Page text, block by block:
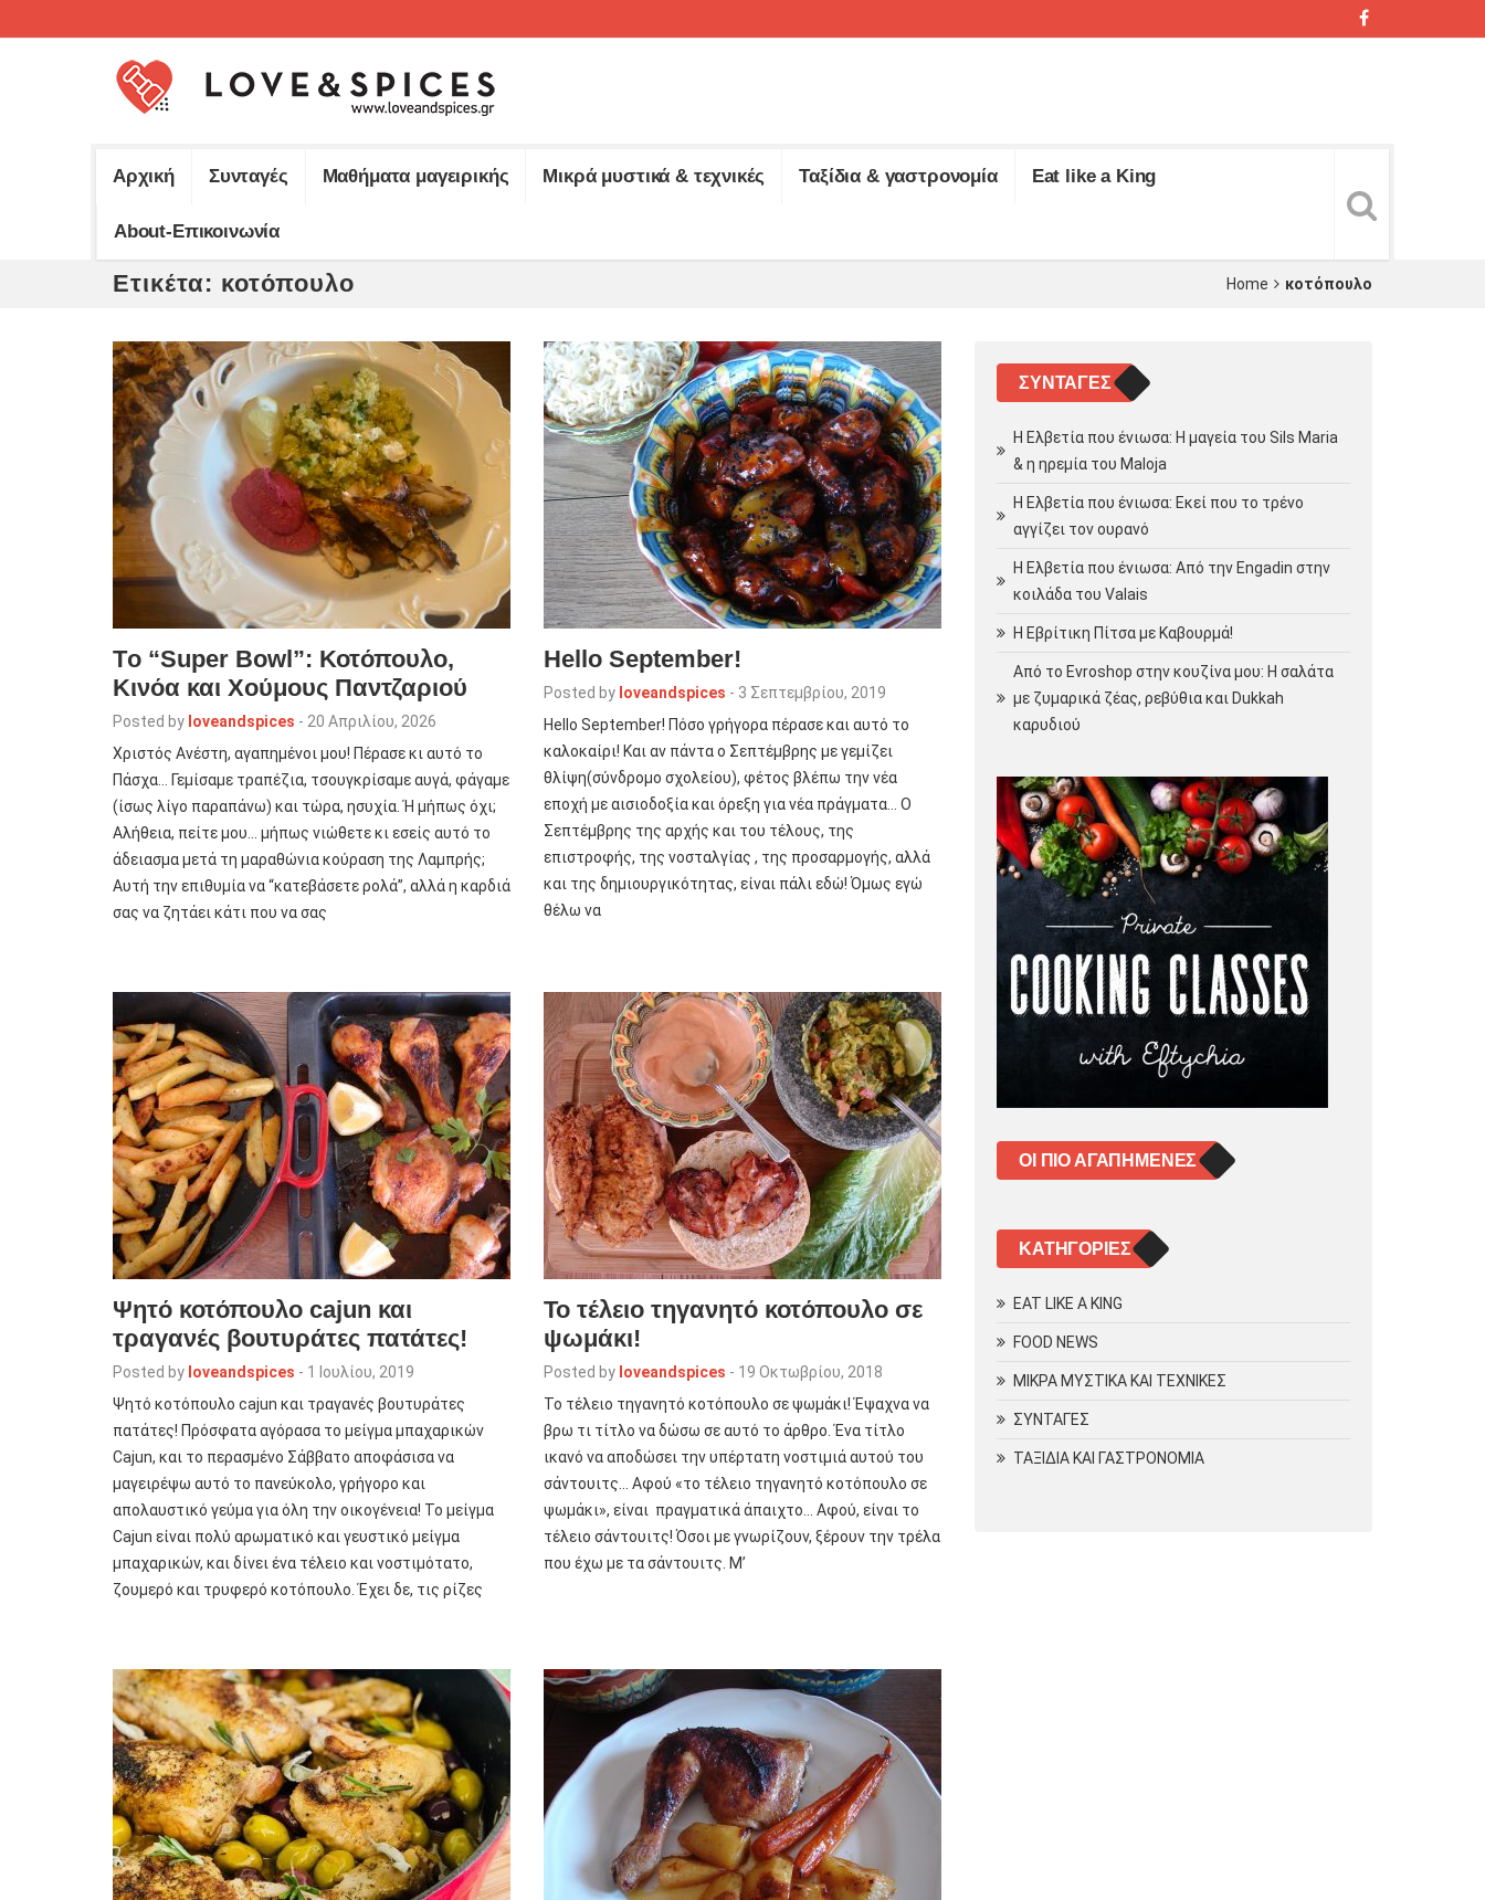
Αρχική Συνταγές Μαθήματα μαγειρικής Μικρά μυστικά & τεχνικές Ταξίδια & γαστρονομία Eat like a King
About-Επικοινωνία
Ετικέτα: κοτόπουλο Home κοτόπουλο
Tο “Super Bowl”: Κοτόπουλο,
Κινόα και Χούμους Παντζαριού
Posted by loveandspices - 20 Απριλίου, 2026
Χριστός Ανέστη, αγαπημένοι μου! Πέρασε κι αυτό το
Πάσχα… Γεμίσαμε τραπέζια, τσουγκρίσαμε αυγά, φάγαμε
(ίσως λίγο παραπάνω) και τώρα, ησυχία. Ή μήπως όχι;
Αλήθεια, πείτε μου… μήπως νιώθετε κι εσείς αυτό το
άδειασμα μετά τη μαραθώνια κούραση της Λαμπρής;
Αυτή την επιθυμία να “κατεβάσετε ρολά”, αλλά η καρδιά
σας να ζητάει κάτι που να σας
Hello September!
Posted by loveandspices - 3 Σεπτεμβρίου, 2019
Hello September! Πόσο γρήγορα πέρασε και αυτό το
καλοκαίρι! Και αν πάντα ο Σεπτέμβρης με γεμίζει
θλίψη(σύνδρομο σχολείου), φέτος βλέπω την νέα
εποχή με αισιοδοξία και όρεξη για νέα πράγματα… Ο
Σεπτέμβρης της αρχής και του τέλους, της
επιστροφής, της νοσταλγίας , της προσαρμογής, αλλά
και της δημιουργικότητας, είναι πάλι εδώ! Όμως εγώ
θέλω να
Ψητό κοτόπουλο cajun και
τραγανές βουτυράτες πατάτες!
Posted by loveandspices - 1 Ιουλίου, 2019
Ψητό κοτόπουλο cajun και τραγανές βουτυράτες
πατάτες! Πρόσφατα αγόρασα το μείγμα μπαχαρικών
Cajun, και το περασμένο Σάββατο αποφάσισα να
μαγειρέψω αυτό το πανεύκολο, γρήγορο και
απολαυστικό γεύμα για όλη την οικογένεια! Το μείγμα
Cajun είναι πολύ αρωματικό και γευστικό μείγμα
μπαχαρικών, και δίνει ένα τέλειο και νοστιμότατο,
ζουμερό και τρυφερό κοτόπουλο. Έχει δε, τις ρίζες
To τέλειο τηγανητό κοτόπουλο σε
ψωμάκι!
Posted by loveandspices - 19 Οκτωβρίου, 2018
To τέλειο τηγανητό κοτόπουλο σε ψωμάκι! Έψαχνα να
βρω τι τίτλο να δώσω σε αυτό το άρθρο. Ένα τίτλο
ικανό να αποδώσει την υπέρτατη νοστιμιά αυτού του
σάντουιτς… Αφού «το τέλειο τηγανητό κοτόπουλο σε
ψωμάκι», είναι πραγματικά άπαιχτο… Αφού, είναι το
τέλειο σάντουιτς! Όσοι με γνωρίζουν, ξέρουν την τρέλα
που έχω με τα σάντουιτς. Μ’
ΣΥΝΤΑΓΈΣ
Η Ελβετία που ένιωσα: Η μαγεία του Sils Maria
& η ηρεμία του Maloja
Η Ελβετία που ένιωσα: Εκεί που το τρένο
αγγίζει τον ουρανό
Η Ελβετία που ένιωσα: Από την Engadin στην
κοιλάδα του Valais
Η Εβρίτικη Πίτσα με Καβουρμά!
Από το Evroshop στην κουζίνα μου: Η σαλάτα
με ζυμαρικά ζέας, ρεβύθια και Dukkah
καρυδιού
ΟΙ ΠΙΟ ΑΓΑΠΗΜΈΝΕΣ
KΑΤΗΓΟΡΊΕΣ
EAT LIKE A KING
FOOD NEWS
ΜΙΚΡΑ ΜΥΣΤΙΚΑ ΚΑΙ ΤΕΧΝΙΚΕΣ
ΣΥΝΤΑΓΕΣ
ΤΑΞΙΔΙΑ ΚΑΙ ΓΑΣΤΡΟΝΟΜΙΑ